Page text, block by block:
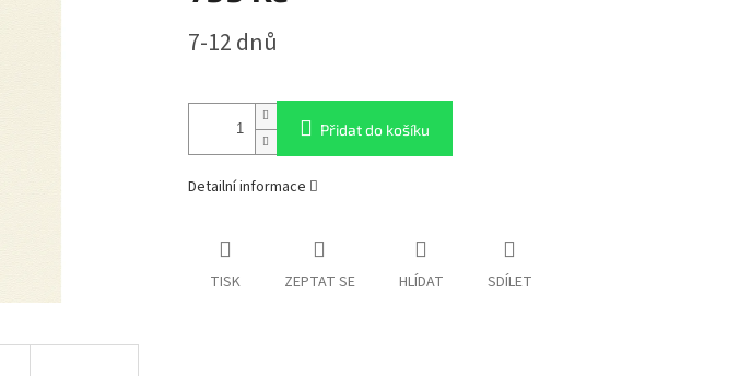
cena:
7-12 dnů
Přidat do košíku
Detailní informace
TISK ZEPTAT SE HLÍDAT SDÍLET